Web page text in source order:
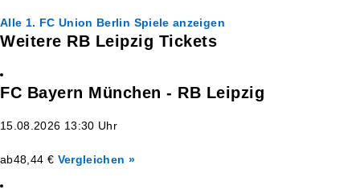
Alle 1. FC Union Berlin Spiele anzeigen
Weitere RB Leipzig Tickets
FC Bayern München - RB Leipzig
15.08.2026 13:30 Uhr
ab48,44 € Vergleichen »